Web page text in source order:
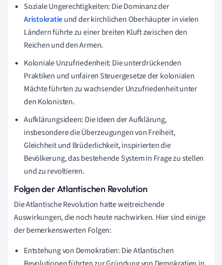
Soziale Ungerechtigkeiten: Die Dominanz der
Aristokratieund der kirchlichen Oberhäupter in vielen
Ländern führte zu einer breiten Kluft zwischen den
Reichen und den Armen.
Koloniale Unzufriedenheit: Die unterdrückenden
Praktiken und unfairen Steuergesetze der kolonialen
Mächte führten zu wachsender Unzufriedenheit unter
den Kolonisten.
Aufklärungsideen: Die Ideen der Aufklärung,
insbesondere die Überzeugungen von Freiheit,
Gleichheit und Brüderlichkeit, inspirierten die
Bevölkerung, das bestehende System in Frage zu stellen
und zu revoltieren.
Folgen der Atlantischen Revolution
Die Atlantische Revolution hatte weitreichende
Auswirkungen, die noch heute nachwirken. Hier sind einige
der bemerkenswerten Folgen:
Entstehung von Demokratien: Die Atlantischen